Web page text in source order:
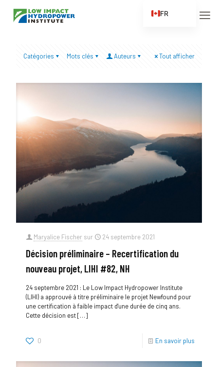
Catégories Mots clés Auteurs Tout afficher
Maryalice Fischer sur 24 septembre 2021
Décision préliminaire – Recertification du
nouveau projet, LIHI #82, NH
24 septembre 2021 : Le Low Impact Hydropower Institute
(LIHI) a approuvé à titre préliminaire le projet Newfound pour
une certification à faible impact d'une durée de cinq ans.
Cette décision est[…]
0 En savoir plus
FR